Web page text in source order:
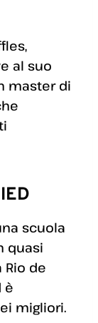
al suo
master di
scuola
quasi
de
è
migliori.